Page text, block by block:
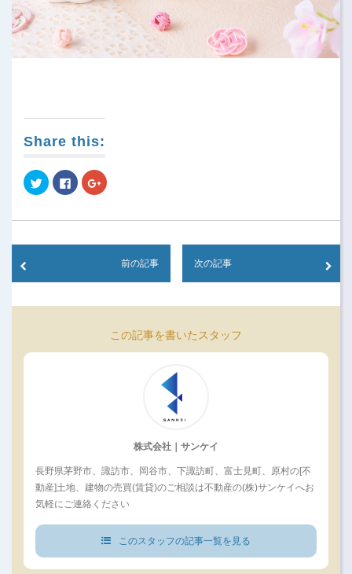
Share this:
Click
to
share
Twitter
new
Click
to
share
Facebook
new
Click
to
Google+
new
前の記事 次の記事
この記事を書いたスタッフ
株式会社｜サンケイ
長野県茅野市、諏訪市、岡谷市、下諏訪町、富士見町、原村の[不
動産]土地、建物の売買(賃貸)のご相談は不動産の(株)サンケイへお
気軽にご連絡ください
このスタッフの記事一覧を見る